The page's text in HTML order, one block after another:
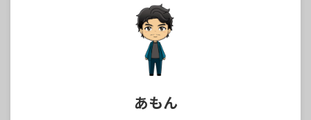
あもん